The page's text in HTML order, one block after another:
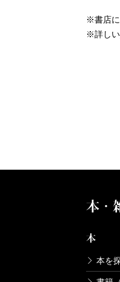
※書店に
※詳しい
本・
本
本を